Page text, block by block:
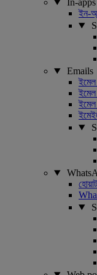
In-apps
ইন-
Emails
ইমেল
ইমেল
ইমেল